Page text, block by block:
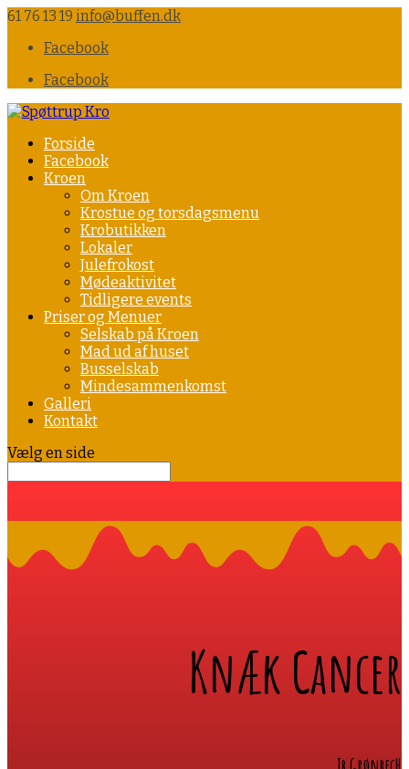
61 76 13 19 info@buffen.dk
Facebook
Facebook
Forside
Facebook
Kroen
Om Kroen
Krostue og torsdagsmenu
Krobutikken
Lokaler
Julefrokost
Mødeaktivitet
Tidligere events
Priser og Menuer
Selskab på Kroen
Mad ud af huset
Busselskab
Mindesammenkomst
Galleri
Kontakt
Vælg en side
Knæk Cancer